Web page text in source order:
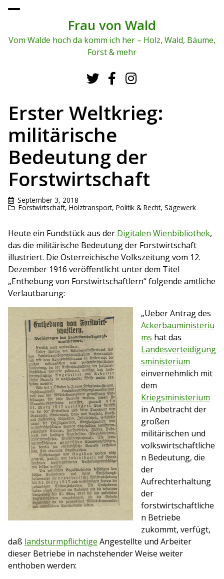
To
me
Frau von Wald
Vom Walde hoch da komm ich her – Holz, Wald, Bäume,
Forst & mehr
Erster Weltkrieg:
militärische
Bedeutung der
Forstwirtschaft
September 3, 2018
Forstwirtschaft, Holztransport, Politik & Recht, Sägewerk
Heute ein Fundstück aus der Digitalen Wienbibliothek,
das die militärische Bedeutung der Forstwirtschaft
illustriert. Die Österreichische Volkszeitung vom 12.
Dezember 1916 veröffentlicht unter dem Titel
„Enthebung von Forstwirtschaftlern“ folgende amtliche
Verlautbarung:
„Ueber Antrag des
Ackerbauministeriu
ms hat das
Landesverteidigung
sministerium
einvernehmlich mit
dem
Kriegsministerium
in Anbetracht der
großen
militärischen und
volkswirtschaftliche
n Bedeutung, die
der
Aufrechterhaltung
der
forstwirtschaftliche
n Betriebe
zukommt, verfügt,
daß landsturmpflichtige Angestellte und Arbeiter
dieser Betriebe in nachstehender Weise weiter
enthoben werden: